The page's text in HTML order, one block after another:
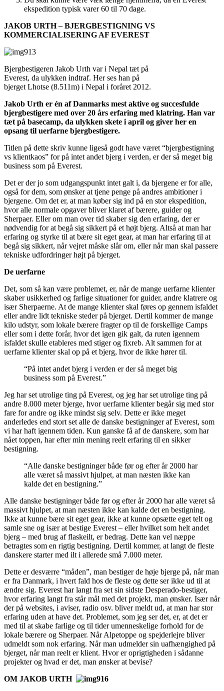
ekspedition typisk varer 60 til 70 dage.
JAKOB URTH – BJERGBESTIGNING VS
KOMMERCIALISERING AF EVEREST
Bjergbestigeren Jakob Urth var i Nepal tæt på
Everest, da ulykken indtraf. Her ses han på
bjerget Lhotse (8.511m) i Nepal i foråret 2012.
Jakob Urth er én af Danmarks mest aktive og succesfulde
bjergbestigere med over 20 års erfaring med klatring. Han var
tæt på basecamp, da ulykken skete i april og giver her en
opsang til uerfarne bjergbestigere.
Titlen på dette skriv kunne ligeså godt have været “bjergbestigning
vs klientkaos” for på intet andet bjerg i verden, er der så meget big
business som på Everest.
Det er der jo som udgangspunkt intet galt i, da bjergene er for alle,
også for dem, som ønsker at tjene penge på andres ambitioner i
bjergene. Om det er, at man køber sig ind på en stor ekspedition,
hvor alle normale opgaver bliver klaret af bærere, guider og
Sherpaer. Eller om man over tid skaber sig den erfaring, der er
nødvendig for at begå sig sikkert på et højt bjerg. Altså at man har
erfaring og styrke til at bære sit eget gear, at man har erfaring til at
begå sig sikkert, når vejret måske slår om, eller når man skal passere
tekniske udfordringer højt på bjerget.
De uerfarne
Det, som så kan være problemet, er, når de mange uerfarne klienter
skaber usikkerhed og farlige situationer for guider, andre klatrere og
især Sherpaerne. At de mange klienter skal føres op gennem isfaldet
eller andre lidt tekniske steder på bjerget. Dertil kommer de mange
kilo udstyr, som lokale bærere fragter op til de forskellige Camps
eller som i dette forår, hvor det igen gik galt, da ruten igennem
isfaldet skulle etableres med stiger og fixreb. Alt sammen for at
uerfarne klienter skal op på et bjerg, hvor de ikke hører til.
“På intet andet bjerg i verden er der så meget big
business som på Everest.”
Jeg har set utrolige ting på Everest, og jeg har set utrolige ting på
andre 8.000 meter bjerge, hvor uerfarne klienter begår sig med stor
fare for andre og ikke mindst sig selv. Dette er ikke meget
anderledes end stort set alle de danske bestigninger af Everest, som
vi har haft igennem tiden. Kun ganske få af de danskere, som har
nået toppen, har efter min mening reelt erfaring til en sikker
bestigning.
“Alle danske bestigninger både før og efter år 2000 har
alle været så massivt hjulpet, at man næsten ikke kan
kalde det en bestigning.”
Alle danske bestigninger både før og efter år 2000 har alle været så
massivt hjulpet, at man næsten ikke kan kalde det en bestigning.
Ikke at kunne bære sit eget gear, ikke at kunne opsætte eget telt og
samle sne og især at bestige Everest – eller hvilket som helt andet
bjerg – med brug af flaskeilt, er bedrag. Dette kan vel næppe
betragtes som en rigtig bestigning. Dertil kommer, at langt de fleste
danskere starter med ilt i allerede små 7.000 meter.
Dette er desværre “måden”, man bestiger de høje bjerge på, når man
er fra Danmark, i hvert fald hos de fleste og dette ser ikke ud til at
ændre sig. Everest har langt fra set sin sidste Desperado-bestiger,
hvor erfaring langt fra står mål med det projekt, man ønsker. Især når
der på websites, i aviser, radio osv. bliver meldt ud, at man har stor
erfaring uden at have det. Problemet, som jeg ser det, er, at det er
med til at skabe farlige og til tider umenneskelige forhold for de
lokale bærere og Sherpaer. Når Alpetoppe og spejderlejre bliver
udmeldt som nok erfaring. Når man udmelder sin uafhængighed på
bjerget, når man reelt er klient. Hvor er oprigtigheden i sådanne
projekter og hvad er det, man ønsker at bevise?
OM JAKOB URTH